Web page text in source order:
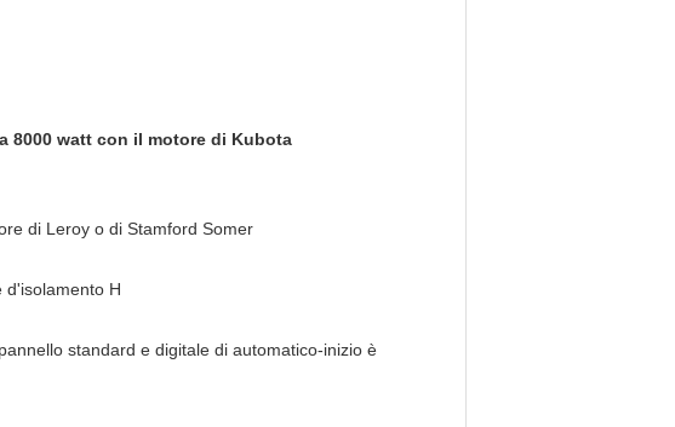
8000 watt con il motore di Kubota
di Leroy o di Stamford Somer
d'isolamento H
standard e digitale di automatico-inizio è